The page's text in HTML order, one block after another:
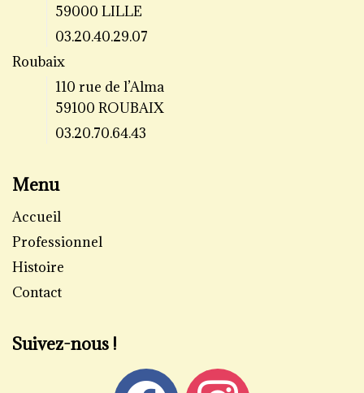
59000 LILLE
03.20.40.29.07
Roubaix
110 rue de l’Alma
59100 ROUBAIX
03.20.70.64.43
Menu
Accueil
Professionnel
Histoire
Contact
Suivez-nous !